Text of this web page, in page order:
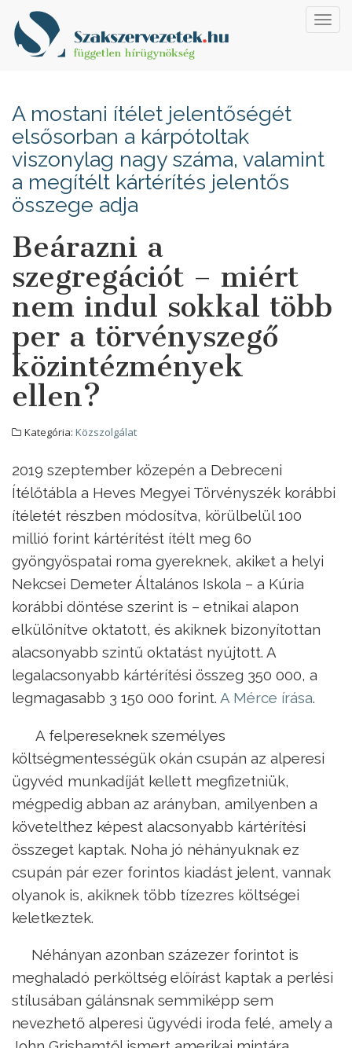
A mostani ítélet jelentőségét
elsősorban a kárpótoltak
viszonylag nagy száma, valamint
a megítélt kártérítés jelentős
összege adja
Beárazni a
szegregációt – miért
nem indul sokkal több
per a törvényszegő
közintézmények
ellen?
Kategória: Közszolgálat
2019 szeptember közepén a Debreceni
Ítélőtábla a Heves Megyei Törvényszék korábbi
ítéletét részben módosítva, körülbelül 100
millió forint kártérítést ítélt meg 60
gyöngyöspatai roma gyereknek, akiket a helyi
Nekcsei Demeter Általános Iskola – a Kúria
korábbi döntése szerint is – etnikai alapon
elkülönítve oktatott, és akiknek bizonyítottan
alacsonyabb szintű oktatást nyújtott. A
legalacsonyabb kártérítési összeg 350 000, a
legmagasabb 3 150 000 forint. A Mérce írása.
A felpereseknek személyes
költségmentességük okán csupán az alperesi
ügyvéd munkadíját kellett megfizetniük,
mégpedig abban az arányban, amilyenben a
követelthez képest alacsonyabb kártérítési
összeget kaptak. Noha jó néhányuknak ez
csupán pár ezer forintos kiadást jelent, vannak
olyanok is, akiknek több tízezres költségei
keletkeztek.
Néhányan azonban százezer forintot is
meghaladó perköltség előírást kaptak a perlési
stílusában gálánsnak semmiképp sem
nevezhető alperesi ügyvédi iroda felé, amely a